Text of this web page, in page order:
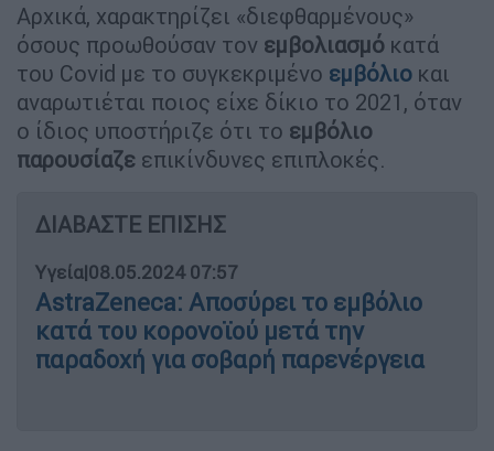
Αρχικά, χαρακτηρίζει «διεφθαρμένους»
όσους προωθούσαν τον εμβολιασμό κατά
του Covid με το συγκεκριμένο εμβόλιο και
αναρωτιέται ποιος είχε δίκιο το 2021, όταν
ο ίδιος υποστήριζε ότι το εμβόλιο
παρουσίαζε επικίνδυνες επιπλοκές.
ΔΙΑΒΑΣΤΕ ΕΠΙΣΗΣ
Υγεία|08.05.2024 07:57
AstraZeneca: Αποσύρει το εμβόλιο
κατά του κορονοϊού μετά την
παραδοχή για σοβαρή παρενέργεια